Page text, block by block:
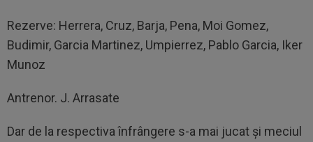
Rezerve: Herrera, Cruz, Barja, Pena, Moi Gomez,
Budimir, Garcia Martinez, Umpierrez, Pablo Garcia, Iker
Munoz
Antrenor. J. Arrasate
Dar de la respectiva înfrângere s-a mai jucat și meciul